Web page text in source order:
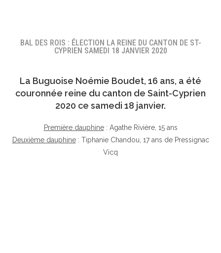
BAL DES ROIS : ÉLECTION LA REINE DU CANTON DE ST-
CYPRIEN SAMEDI 18 JANVIER 2020
La Buguoise Noémie Boudet, 16 ans, a été
couronnée reine du canton de Saint-Cyprien
2020 ce samedi 18 janvier.
Première dauphine: Agathe Rivière, 15 ans
Deuxième dauphine: Tiphanie Chandou, 17 ans de Pressignac
Vicq